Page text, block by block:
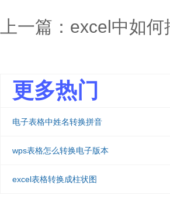
上一篇： excel中如何
更多热门
电子表格中姓名转换拼音
wps表格怎么转换电子版本
excel表格转换成柱状图